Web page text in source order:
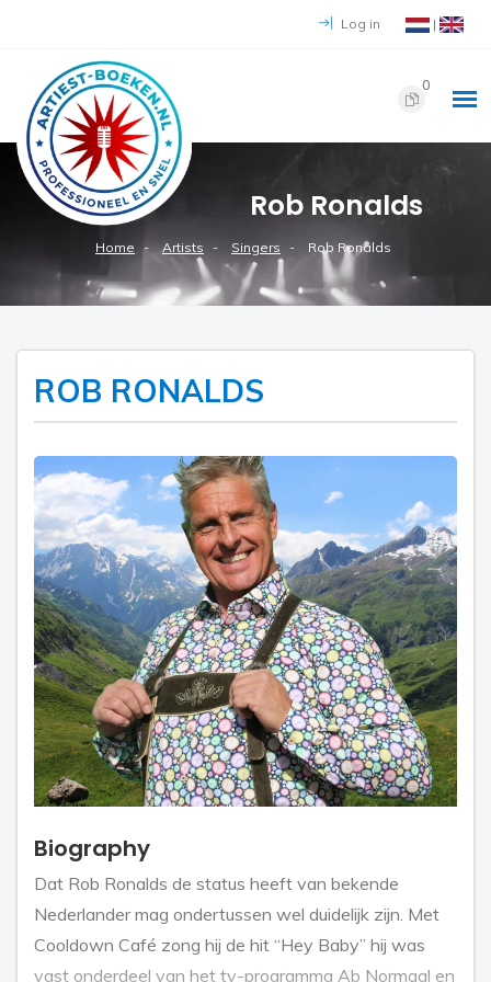
Log in |
0
Rob Ronalds
Home Artists Singers Rob Ronalds
ROB RONALDS
Biography
Dat Rob Ronalds de status heeft van bekende
Nederlander mag ondertussen wel duidelijk zijn. Met
Cooldown Café zong hij de hit “Hey Baby” hij was
vast onderdeel van het tv-programma Ab Normaal en